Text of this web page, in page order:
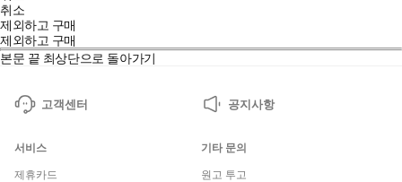
취소
제외하고 구매
제외하고 구매
본문 끝 최상단으로 돌아가기
고객센터 공지사항
서비스
제휴카드
기타 문의
원고 투고